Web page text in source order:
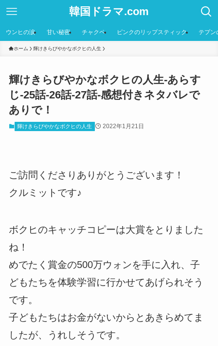
韓国ドラマ.com
ウンヒの涙 甘い秘密 チャクペ ピンクのリップスティック テプン
ホーム 輝けきらびやかなボクヒの人生
輝けきらびやかなボクヒの人生-あらす
じ-25話-26話-27話-感想付きネタバレで
ありで！
輝けきらびやかなボクヒの人生 2022年1月21日
ご訪問くださりありがとうございます！
クルミットです♪
ボクヒのキャッチコピーは大賞をとりました
ね！
めでたく賞金の500万ウォンを手に入れ、子
どもたちを体験学習に行かせてあげられそう
です。
子どもたちはお金がないからとあきらめてま
したが、うれしそうです。